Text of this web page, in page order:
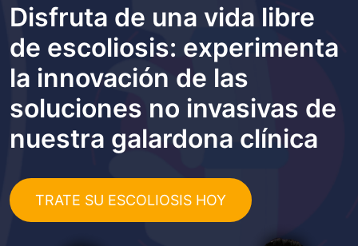
Disfruta de una vida libre
de escoliosis: experimenta
la innovación de las
soluciones no invasivas de
nuestra galardona clínica
TRATE SU ESCOLIOSIS HOY